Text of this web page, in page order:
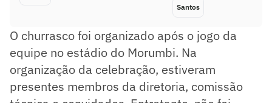
Santos
O churrasco foi organizado após o jogo da
equipe no estádio do Morumbi. Na
organização da celebração, estiveram
presentes membros da diretoria, comissão